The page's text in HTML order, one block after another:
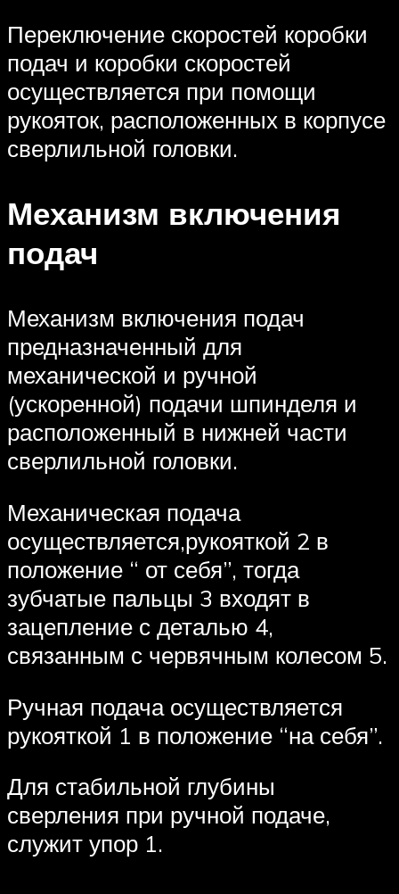
Переключение скоростей коробки
подач и коробки скоростей
осуществляется при помощи
рукояток, расположенных в корпусе
сверлильной головки.
Механизм включения
подач
Механизм включения подач
предназначенный для
механической и ручной
(ускоренной) подачи шпинделя и
расположенный в нижней части
сверлильной головки.
Механическая подача
осуществляется,рукояткой 2 в
положение “ от себя”, тогда
зубчатые пальцы 3 входят в
зацепление с деталью 4,
связанным с червячным колесом 5.
Ручная подача осуществляется
рукояткой 1 в положение “на себя”.
Для стабильной глубины
сверления при ручной подаче,
служит упор 1.